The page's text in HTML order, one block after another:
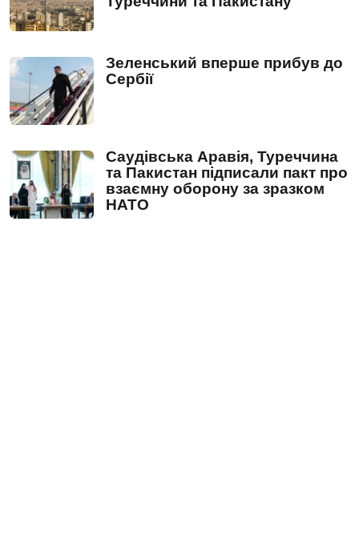
Зеленський вперше прибув до
Сербії
Саудівська Аравія, Туреччина
та Пакистан підписали пакт про
взаємну оборону за зразком
НАТО